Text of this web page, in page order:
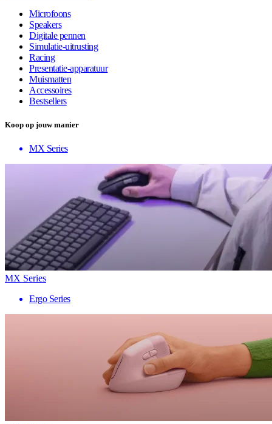
Microfoons
Speakers
Digitale pennen
Simulatie-uitrusting
Racing
Presentatie-apparatuur
Muismatten
Accessoires
Bestsellers
Koop op jouw manier
MX Series
MX Series
Ergo Series